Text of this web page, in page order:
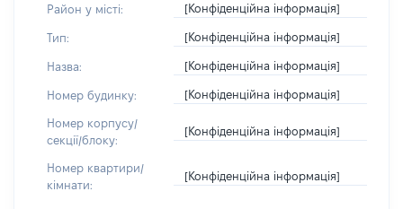
Район у місті: [Конфіденційна інформація]
Тип: [Конфіденційна інформація]
Назва: [Конфіденційна інформація]
Номер будинку: [Конфіденційна інформація]
Номер корпусу/
секції/блоку:
[Конфіденційна інформація]
Номер квартири/
кімнати:
[Конфіденційна інформація]